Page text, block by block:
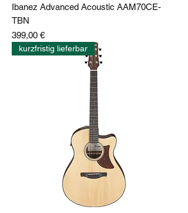
Ibanez Advanced Acoustic AAM70CE-
TBN
Preis
399,00 €
kurzfristig lieferbar